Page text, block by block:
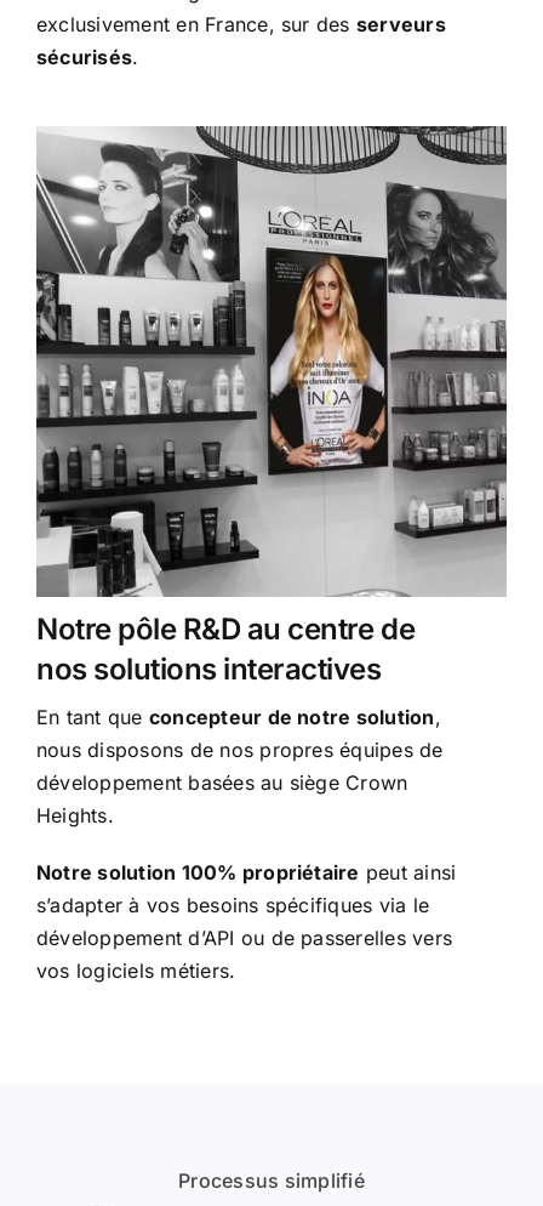
exclusivement en France, sur des serveurs
sécurisés.
Notre pôle R&D au centre de
nos solutions interactives
En tant que concepteur de notre solution,
nous disposons de nos propres équipes de
développement basées au siège Crown
Heights.
Notre solution 100% propriétaire peut ainsi
s’adapter à vos besoins spécifiques via le
développement d’API ou de passerelles vers
vos logiciels métiers.
Processus simplifié